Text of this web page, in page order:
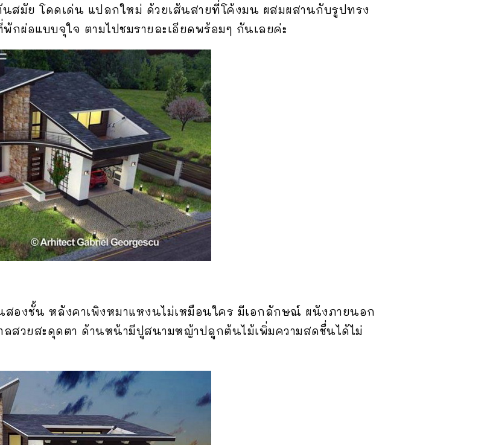
สมัย โดดเด่น แปลกใหม่ ด้วยเส้นสายที่โค้งมน ผสมผสานกับรูปทรง
กผ่อแบบจุใจ ตามไปชมรายละเอียดพร้อมๆ กันเลยค่ะ
องชั้น หลังคาเพิงหมาแหงนไม่เหมือนใคร มีเอกลักษณ์ ผนังภายนอก
ลสวยสะดุดตา ด้านหน้ามีปูสนามหญ้าปลูกต้นไม้เพิ่มความสดชื่นได้ไม่